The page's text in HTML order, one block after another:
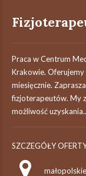
Praca w Centrum
Krakowie.
miesięcznie.
fizjoterapeutów. My
możliwość
SZCZEGÓŁY